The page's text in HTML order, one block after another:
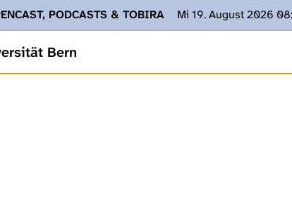
Bern
PODCASTS & TOBIRA
Mi 19. August 2026
und Tobira nicht zur Verfügung stehen. Kontakt: